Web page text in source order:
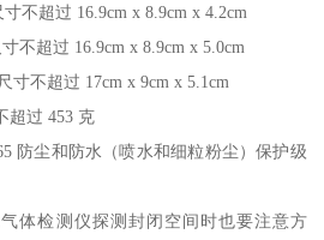
不超过 16.9cm x 8.9cm x 4.2cm
不超过 16.9cm x 8.9cm x 5.0cm
不超过 17cm x 9cm x 5.1cm
超过 453 克
防尘和防水（喷水和细粒粉尘）保护级
体检测仪探测封闭空间时也要注意方